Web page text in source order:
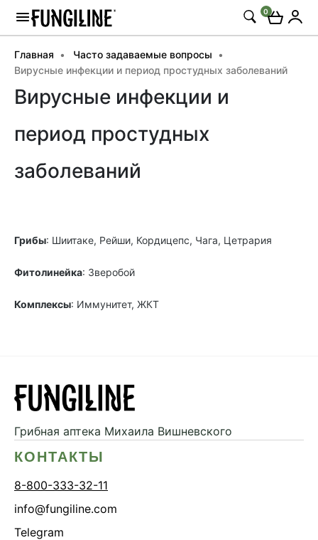
0
Главная
Часто задаваемые вопросы
Вирусные инфекции и период простудных заболеваний
Вирусные инфекции и
период простудных
заболеваний
Грибы: Шиитаке, Рейши, Кордицепс, Чага, Цетрария
Фитолинейка: Зверобой
Комплексы: Иммунитет, ЖКТ
Грибная аптека Михаила Вишневского
КОНТАКТЫ
8-800-333-32-11
info@fungiline.com
Telegram